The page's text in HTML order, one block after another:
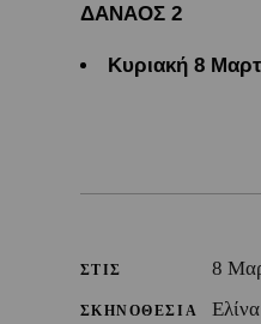
ΔΑΝΑΟΣ 2
Κυριακή 8
ΣΤΙΣ 8
ΣΚΗΝΟΘΕΣΙΑ